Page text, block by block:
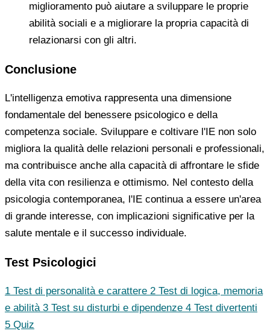
miglioramento può aiutare a sviluppare le proprie
abilità sociali e a migliorare la propria capacità di
relazionarsi con gli altri.
Conclusione
L'intelligenza emotiva rappresenta una dimensione
fondamentale del benessere psicologico e della
competenza sociale. Sviluppare e coltivare l'IE non solo
migliora la qualità delle relazioni personali e professionali,
ma contribuisce anche alla capacità di affrontare le sfide
della vita con resilienza e ottimismo. Nel contesto della
psicologia contemporanea, l'IE continua a essere un'area
di grande interesse, con implicazioni significative per la
salute mentale e il successo individuale.
Test Psicologici
1 Test di personalità e carattere 2 Test di logica, memoria
e abilità 3 Test su disturbi e dipendenze 4 Test divertenti
5 Quiz